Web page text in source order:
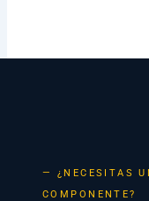
— ¿NECESITAS
COMPONENTE?